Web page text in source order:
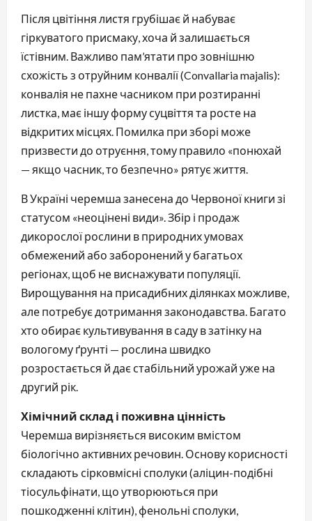
Після цвітіння листя грубішає й набуває
гіркуватого присмаку, хоча й залишається
їстівним. Важливо пам’ятати про зовнішню
схожість з отруйним конвалії (Convallaria majalis):
конвалія не пахне часником при розтиранні
листка, має іншу форму суцвіття та росте на
відкритих місцях. Помилка при зборі може
призвести до отруєння, тому правило «понюхай
— якщо часник, то безпечно» рятує життя.
В Україні черемша занесена до Червоної книги зі
статусом «неоцінені види». Збір і продаж
дикорослої рослини в природних умовах
обмежений або заборонений у багатьох
регіонах, щоб не виснажувати популяції.
Вирощування на присадибних ділянках можливе,
але потребує дотримання законодавства. Багато
хто обирає культивування в саду в затінку на
вологому ґрунті — рослина швидко
розростається й дає стабільний урожай уже на
другий рік.
Хімічний склад і поживна цінність
Черемша вирізняється високим вмістом
біологічно активних речовин. Основу корисності
складають сірковмісні сполуки (аліцин-подібні
тіосульфінати, що утворюються при
пошкодженні клітин), фенольні сполуки,